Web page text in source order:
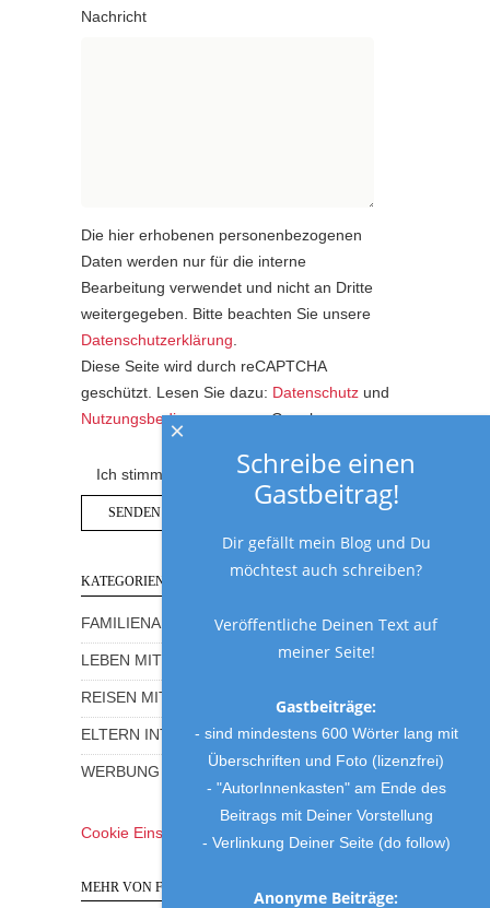
Nachricht
Die hier erhobenen personenbezogenen
Daten werden nur für die interne
Bearbeitung verwendet und nicht an Dritte
weitergegeben. Bitte beachten Sie unsere
Datenschutzerklärung
Diese Seite wird durch reCAPTCHA
geschützt. Lesen Sie dazu: Datenschutz und
Nutzungsbedingungenvon Google.
Ich stimme der Datenschutzerklärung zu.
KATEGORIEN
FAMILIENALLTAG MIT HUMOR
LEBEN MIT KINDERN
REISEN MIT KINDERN
ELTERN INTERVIEWS
WERBUNG UND GEWINNSPIELE
Cookie Einstellungen
MEHR VON FRAU MUTTER
Schreibe einen
Gastbeitrag!
Dir gefällt mein Blog und Du
möchtest auch schreiben?
Veröffentliche Deinen Text auf
meiner Seite!
Gastbeiträge:
- sind mindestens 600 Wörter lang mit
Überschriften und Foto (lizenzfrei)
- "AutorInnenkasten" am Ende des
Beitrags mit Deiner Vorstellung
- Verlinkung Deiner Seite (do follow)
Anonyme Beiträge:
×